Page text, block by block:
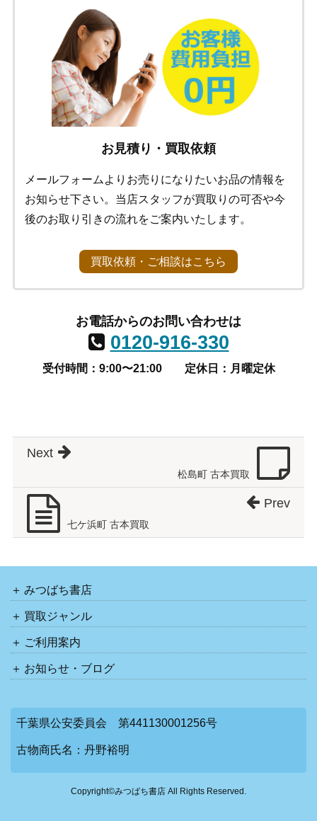
お見積り・買取依頼
メールフォームよりお売りになりたいお品の情報を
お知らせ下さい。当店スタッフが買取りの可否や今
後のお取り引きの流れをご案内いたします。
買取依頼・ご相談はこちら
お電話からのお問い合わせは
0120-916-330
受付時間：9:00〜21:00 定休日：月曜定休
松島町 古本買取
Next
七ケ浜町 古本買取
Prev
みつばち書店
買取ジャンル
ご利用案内
お知らせ・ブログ
千葉県公安委員会 第441130001256号
古物商氏名：丹野裕明
Copyright©みつばち書店 All Rights Reserved.